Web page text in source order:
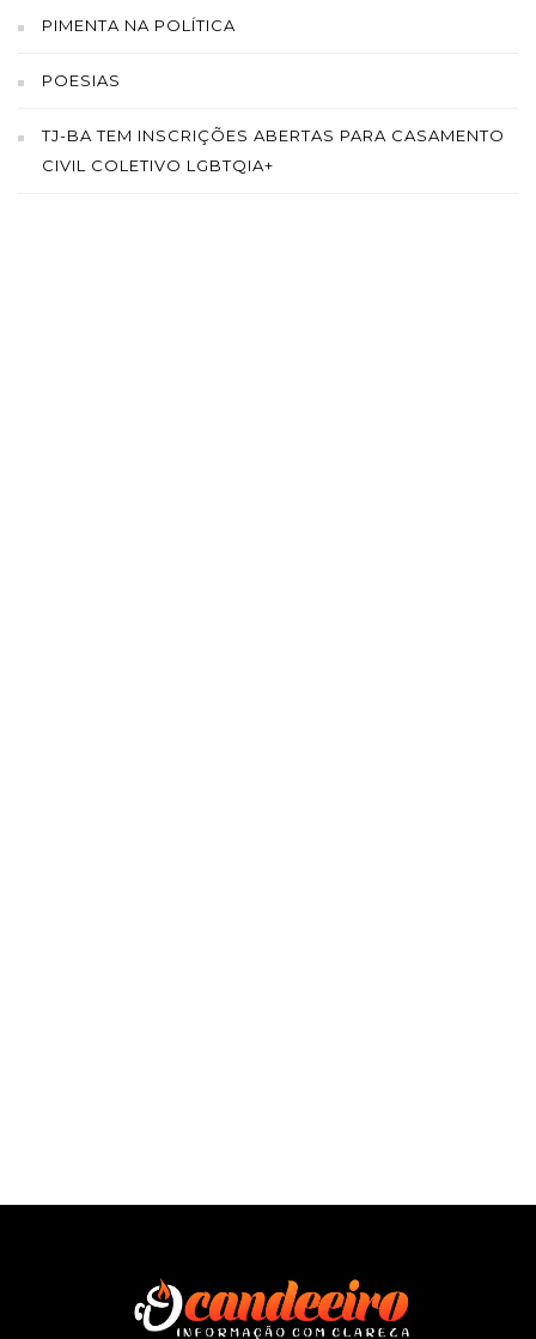
PIMENTA NA POLÍTICA
POESIAS
TJ-BA TEM INSCRIÇÕES ABERTAS PARA CASAMENTO
CIVIL COLETIVO LGBTQIA+